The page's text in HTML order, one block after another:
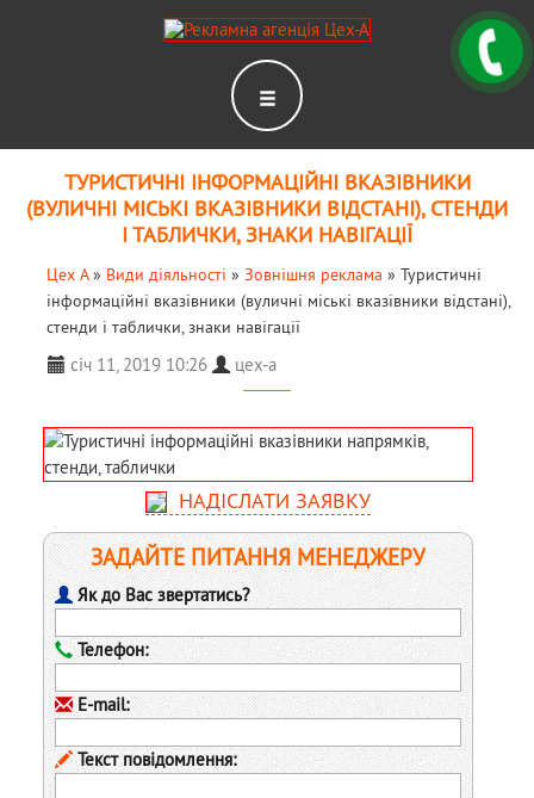
ТУРИСТИЧНІ ІНФОРМАЦІЙНІ ВКАЗІВНИКИ
(ВУЛИЧНІ МІСЬКІ ВКАЗІВНИКИ ВІДСТАНІ), СТЕНДИ
І ТАБЛИЧКИ, ЗНАКИ НАВІГАЦІЇ
Цех А» Види діяльності » Зовнішня реклама » Туристичні
інформаційні вказівники (вуличні міські вказівники відстані),
стенди і таблички, знаки навігації
січ 11, 2019 10:26 цех-а
НАДІСЛАТИ ЗАЯВКУ
ЗАДАЙТЕ ПИТАННЯ МЕНЕДЖЕРУ
Як до Вас звертатись?
Телефон:
E-mail:
Текст повідомлення: